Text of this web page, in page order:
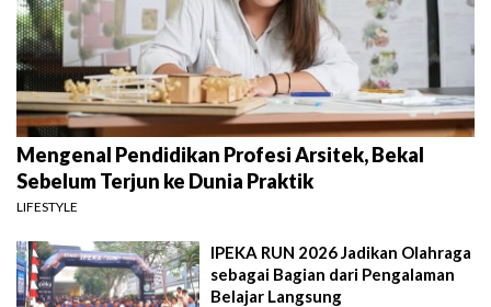
Mengenal Pendidikan Profesi Arsitek, Bekal
Sebelum Terjun ke Dunia Praktik
LIFESTYLE
IPEKA RUN 2026 Jadikan Olahraga
sebagai Bagian dari Pengalaman
Belajar Langsung